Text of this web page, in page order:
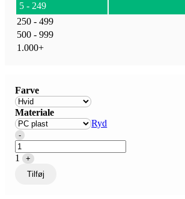
5 - 249
250 - 499
500 - 999
1.000+
Farve
Materiale
Ryd
Quantity
-
1
+
Tilføj